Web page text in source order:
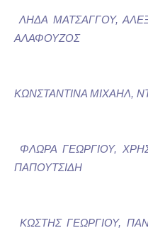
ΛΗΔΑ ΜΑΤΣΑΓΓΟΥ,
ΑΛΑΦΟΥΖΟΣ
ΚΩΝΣΤΑΝΤΙΝΑ ΜΙΧΑΗΛ,
ΦΛΩΡΑ ΓΕΩΡΓΙΟΥ,
ΠΑΠΟΥΤΣΙΔΗ
ΚΩΣΤΗΣ ΓΕΩΡΓΙΟΥ,